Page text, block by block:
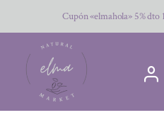
al
contenido
Cupón «elmahola» 5%